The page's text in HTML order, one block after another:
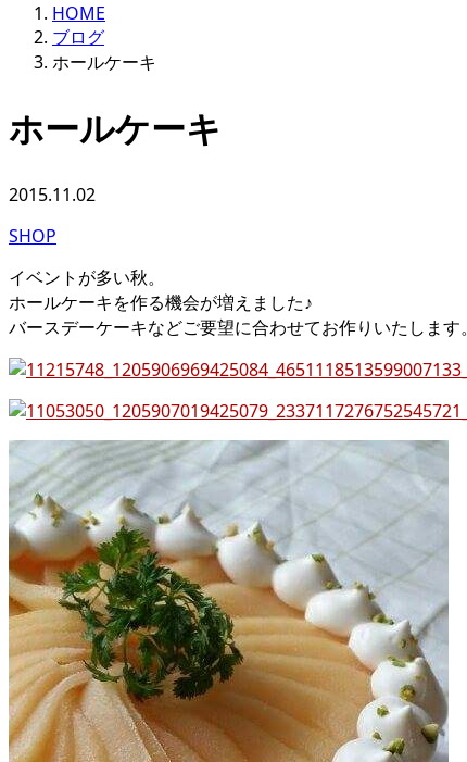
HOME
ブログ
ホールケーキ
ホールケーキ
2015.11.02
SHOP
イベントが多い秋。
ホールケーキを作る機会が増えました♪
バースデーケーキなどご要望に合わせてお作りいたします。